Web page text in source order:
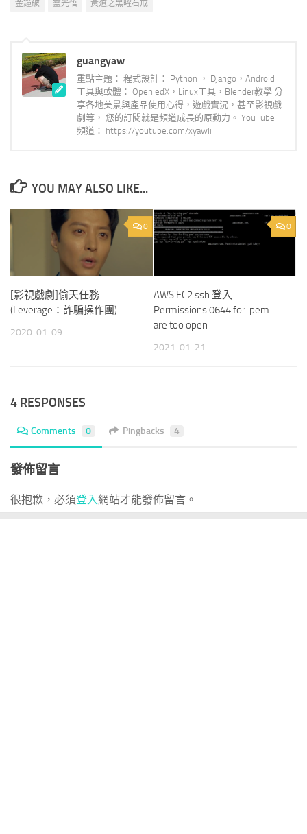
金鐘破
靈光悟 黃道之黑曜石戒
guangyaw
重點主題： 程式設計： Python ， Django，Android
工具與軟體： Open edX，Linux工具，Blender教學 分
享各地美景與產品使用心得，遊戲實況，甚至影視戲
劇等， 您的訂閱就是頻道成長的原動力。 YouTube
頻道： https://youtube.com/xyawli
YOU MAY ALSO LIKE...
0
[影視戲劇]偷天任務
(Leverage：詐騙操作團)
2020-01-09
0
AWS EC2 ssh 登入
Permissions 0644 for .pem
are too open
2021-01-21
4 RESPONSES
Comments 0 Pingbacks 4
發佈留言
很抱歉，必須登入網站才能發佈留言。